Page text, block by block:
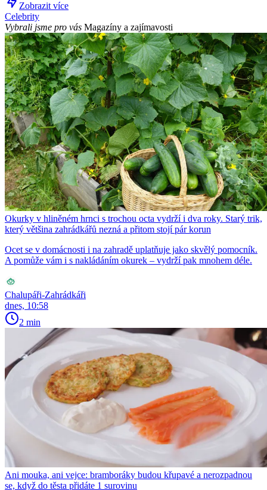
Zobrazit více
Celebrity
Vybrali jsme pro vás Magazíny a zajímavosti
Okurky v hliněném hrnci s trochou octa vydrží i dva roky. Starý trik,
který většina zahrádkářů nezná a přitom stojí pár korun
Ocet se v domácnosti i na zahradě uplatňuje jako skvělý pomocník.
A pomůže vám i s nakládáním okurek – vydrží pak mnohem déle.
Chalupáři-Zahrádkáři
dnes, 10:58
2 min
Ani mouka, ani vejce: bramboráky budou křupavé a nerozpadnou
se, když do těsta přidáte 1 surovinu